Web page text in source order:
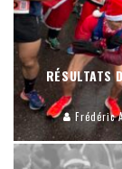
RÉSULTATS
Frédéric